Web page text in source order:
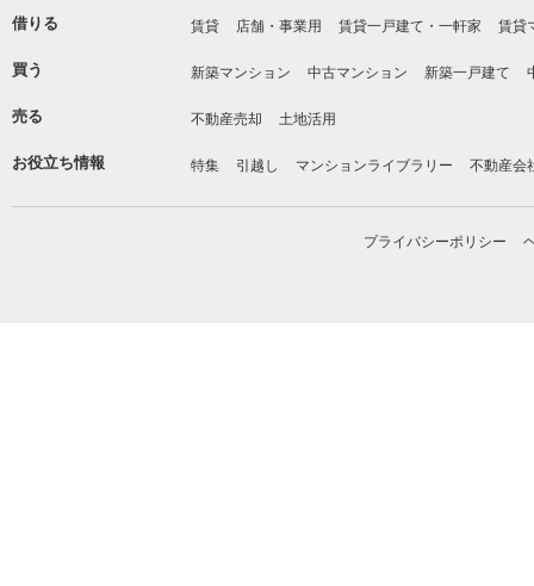
借りる 賃貸 店舗・事業用 賃貸一戸建て・一軒家 賃貸
買う 新築マンション 中古マンション 新築一戸建て
売る 不動産売却 土地活用
お役立ち情報 特集 引越し マンションライブラリー 不動産会
プライバシーポリシー